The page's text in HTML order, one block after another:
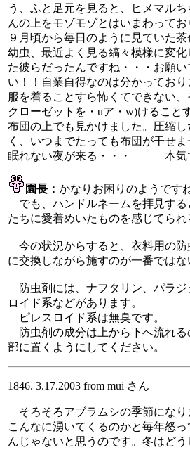
う、ふと足元を見ると、ヒメマル
んの上をモゾモゾとはいまわって
９月頃から毎日のように見ていた
幼虫、最近よく見る縞々模様に変
た彼らだったんですね・・・お願
い！！自業自得なのは分かってお
服を着ることすら怖くてできない
クローゼットを・uア・w)けること
布団の上でも見かけました。圧縮
く、いつまでたっても布団が干せ
眠れない夜が来る・・・ 本気で
園長： かなりお困りのようですね
でも、ハンドルネームを拝見する
たちに愛着めいたものを感じてられ
今の状況からすると、衣料用の防
に交換しながら施すのが一番ではな
防虫剤には、ナフタリン、パラジ
ロイド系などがあります。
ピレスロイド系は無臭です。
防虫剤の成分は上から下へ流れる
部に置くようにしてください。
1846. 3.17.2003 from mui さん
そろそろアブラムシの季節にな
こんなに湧いてくるのかと毎年怒
んじゃないと思うのです。冬はど